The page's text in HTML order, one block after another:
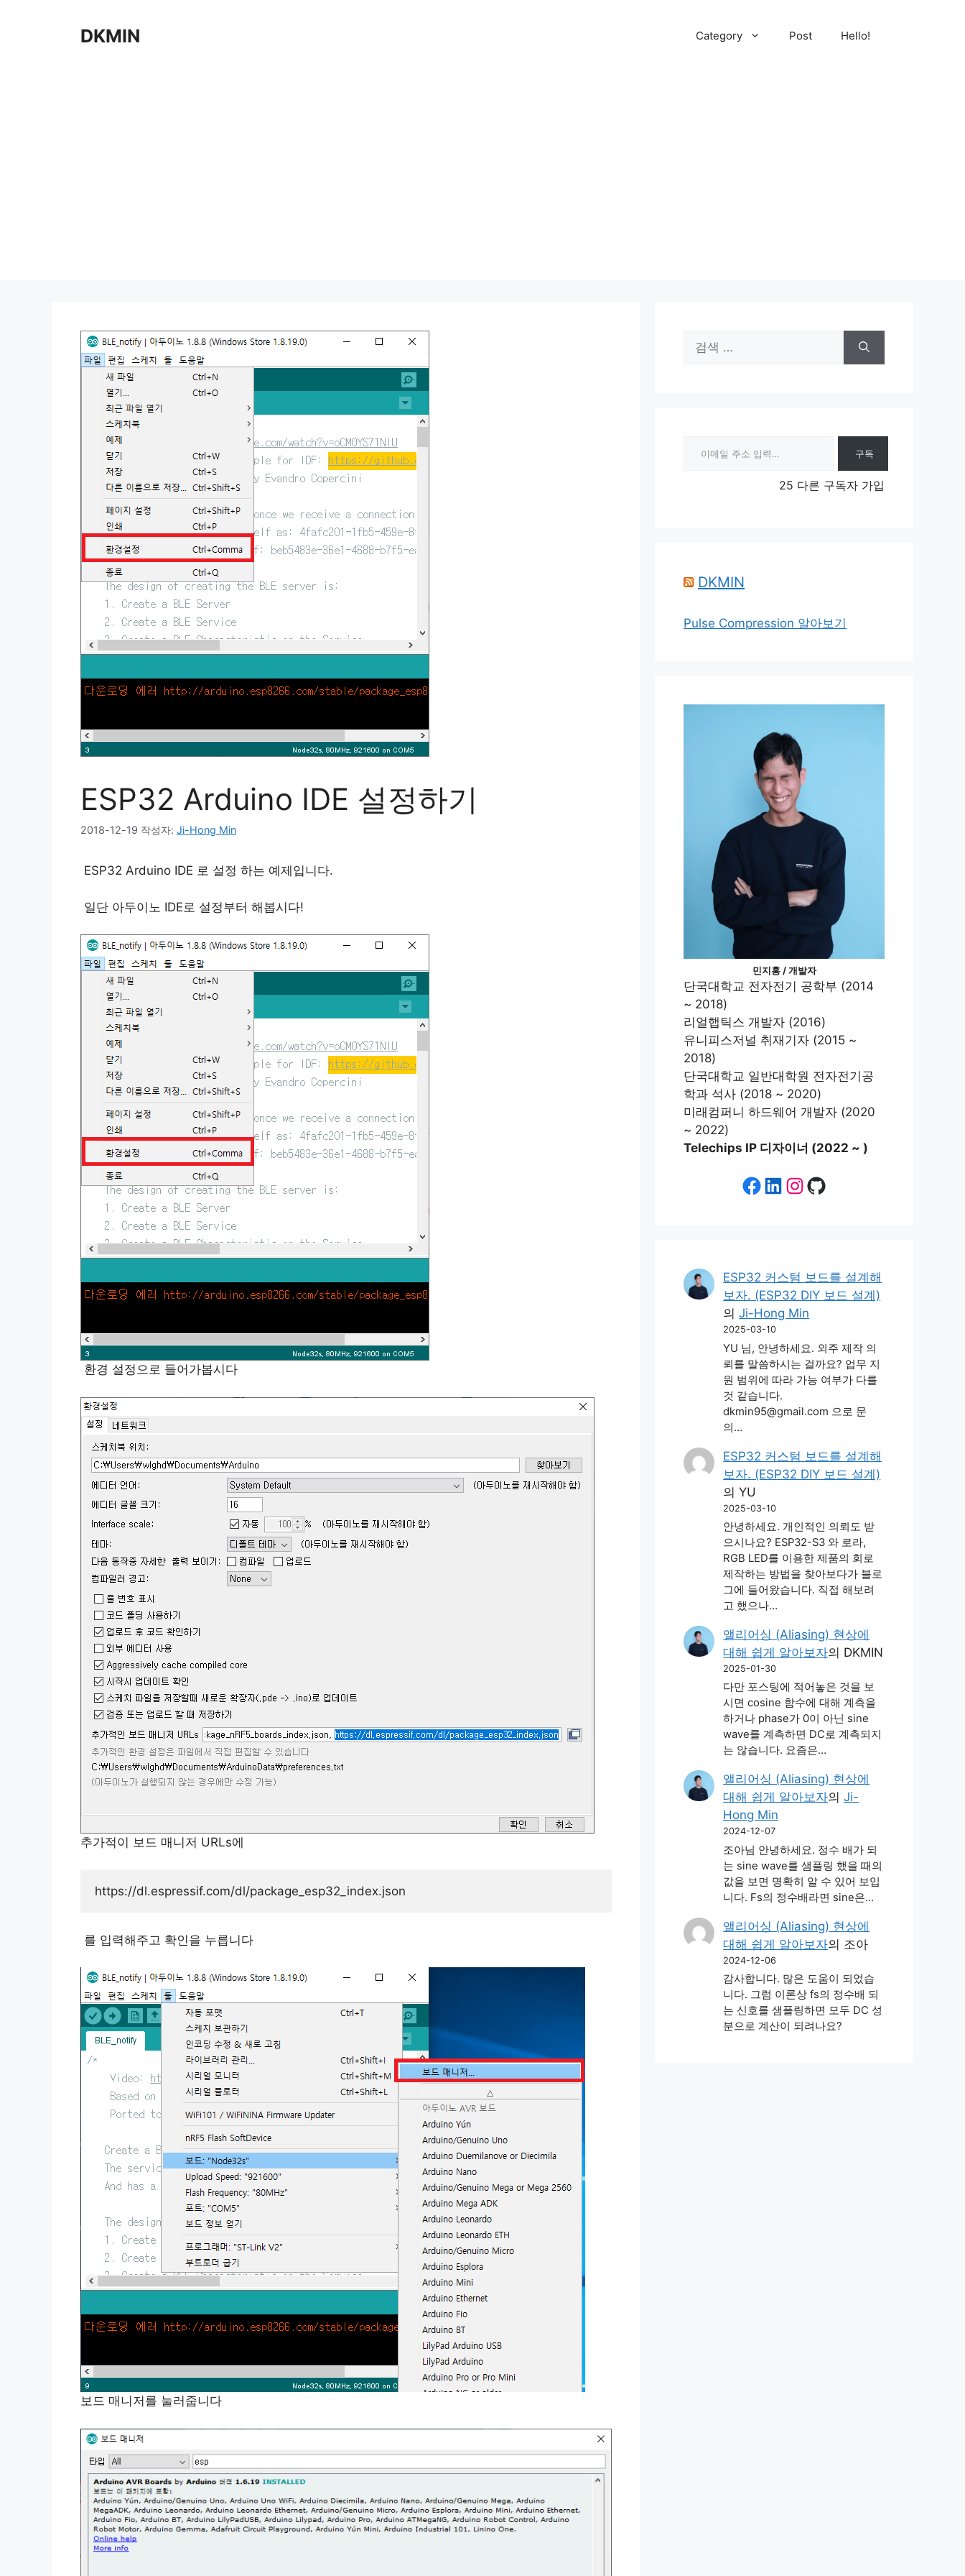
DKMIN Category Post Hello!
ESP32 Arduino IDE 설정하기
2018-12-19 작성자: Ji-Hong Min
ESP32 Arduino IDE 로 설정 하는 예제입니다.
일단 아두이노 IDE로 설정부터 해봅시다!
환경 설정으로 들어가봅시다
추가적이 보드 매니저 URLs에
https://dl.espressif.com/dl/package_esp32_index.json
를 입력해주고 확인을 누릅니다
보드 매니저를 눌러줍니다
색:
구독
25 다른 구독자 가입
DKMIN
Pulse Compression 알아보기
민지홍 / 개발자
단국대학교 전자전기 공학부 (2014
~ 2018)
리얼햅틱스 개발자 (2016)
유니피스저널 취재기자 (2015 ~
2018)
단국대학교 일반대학원 전자전기공
학과 석사 (2018 ~ 2020)
미래컴퍼니 하드웨어 개발자 (2020
~ 2022)
Telechips IP 디자이너 (2022 ~ )
Facebook
LinkedIn
Instagram
GitHub
ESP32 커스텀 보드를 설계해
보자. (ESP32 DIY 보드 설계)
의Ji-Hong Min
2025-03-10
YU 님, 안녕하세요. 외주 제작 의
뢰를 말씀하시는 걸까요? 업무 지
원 범위에 따라 가능 여부가 다를
것 같습니다.
dkmin95@gmail.com 으로 문
의…
ESP32 커스텀 보드를 설계해
보자. (ESP32 DIY 보드 설계)
의YU
2025-03-10
안녕하세요. 개인적인 의뢰도 받
으시나요? ESP32-S3 와 로라,
RGB LED를 이용한 제품의 회로
제작하는 방법을 찾아보다가 블로
그에 들어왔습니다. 직접 해보려
고 했으나…
앨리어싱 (Aliasing) 현상에
대해 쉽게 알아보자의 DKMIN
2025-01-30
다만 포스팅에 적어놓은 것을 보
시면 cosine 함수에 대해 계측을
하거나 phase가 0이 아닌 sine
wave를 계측하면 DC로 계측되지
는 않습니다. 요즘은…
앨리어싱 (Aliasing) 현상에
대해 쉽게 알아보자의Ji-
Hong Min
2024-12-07
조아님 안녕하세요. 정수 배가 되
는 sine wave를 샘플링 했을 때의
값을 보면 명확히 알 수 있어 보입
니다. Fs의 정수배라면 sine은…
앨리어싱 (Aliasing) 현상에
대해 쉽게 알아보자의 조아
2024-12-06
감사합니다. 많은 도움이 되었습
니다. 그럼 이론상 fs의 정수배 되
는 신호를 샘플링하면 모두 DC 성
분으로 계산이 되려나요?